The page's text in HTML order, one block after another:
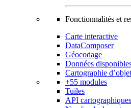
Fonctionnalités et
Carte interactive
DataComposer
Géocodage
Données
Cartographie
+55 modules
Tuiles
API cartographiques